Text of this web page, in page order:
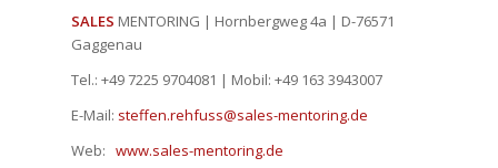
SALES MENTORING | Hornbergweg 4a | D-76571
Gaggenau
Tel.: +49 7225 9704081 | Mobil: +49 163 3943007
E-Mail: steffen.rehfuss@sales-mentoring.de
Web:www.sales-mentoring.de